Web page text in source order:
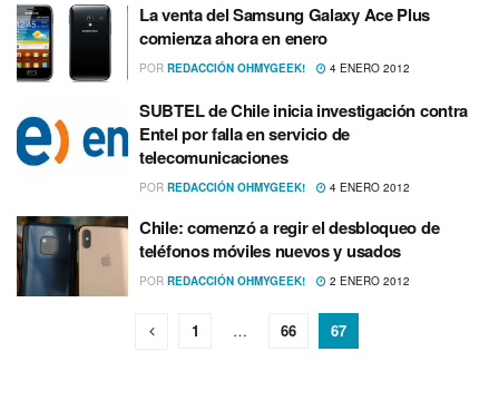
La venta del Samsung Galaxy Ace Plus
comienza ahora en enero
POR REDACCIÓN OHMYGEEK! 4 ENERO 2012
SUBTEL de Chile inicia investigación contra
Entel por falla en servicio de
telecomunicaciones
POR REDACCIÓN OHMYGEEK! 4 ENERO 2012
Chile: comenzó a regir el desbloqueo de
teléfonos móviles nuevos y usados
POR REDACCIÓN OHMYGEEK! 2 ENERO 2012
1 … 66 67